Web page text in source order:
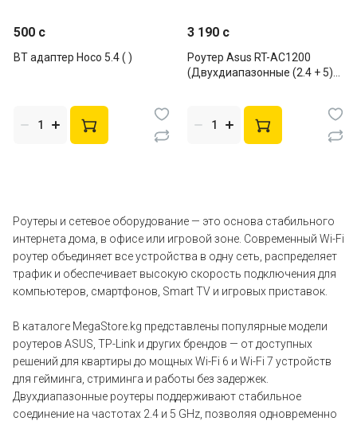
500 c
BT адаптер Hoco 5.4 ( )
3 190 c
Роутер Asus RT-AC1200
(Двухдиапазонные (2.4 + 5)
Роутеры и сетевое оборудование — это основа стабильного
интернета дома, в офисе или игровой зоне. Современный Wi-Fi
роутер объединяет все устройства в одну сеть, распределяет
трафик и обеспечивает высокую скорость подключения для
компьютеров, смартфонов, Smart TV и игровых приставок.
В каталоге MegaStore.kg представлены популярные модели
роутеров ASUS, TP-Link и других брендов — от доступных
решений для квартиры до мощных Wi-Fi 6 и Wi-Fi 7 устройств
для гейминга, стриминга и работы без задержек.
Двухдиапазонные роутеры поддерживают стабильное
соединение на частотах 2.4 и 5 GHz, позволяя одновременно